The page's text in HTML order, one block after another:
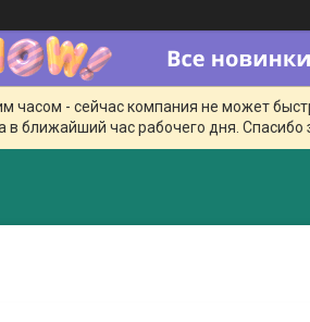
часом - сейчас компания не может
в ближайший час рабочего дня. Спасибо